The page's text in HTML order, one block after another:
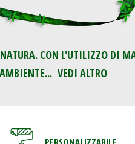
CON L'UTILIZZO DI
VEDI ALTRO
PERSONALIZZABILE